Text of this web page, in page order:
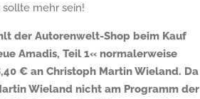
sollte mehr sein!
der Autorenwelt-Shop beim Kauf
Amadis, Teil 1« normalerweise
€ an Christoph Martin Wieland. Da
Wieland nicht am Programm der